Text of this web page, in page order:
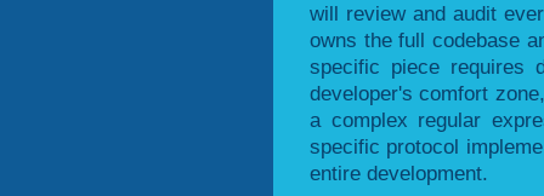
will review and audit
owns the full codebase
specific piece requires
developer's comfort
a complex regular
specific protocol
entire development.